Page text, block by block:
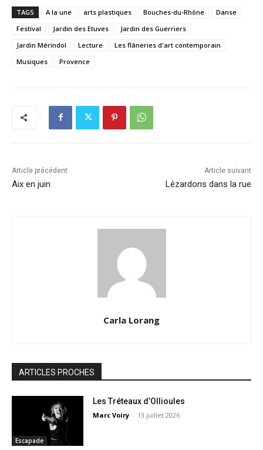
TAGS A la une arts plastiques Bouches-du-Rhône
Danse
Festival
Jardin des Etuves
Jardin des Guerriers
Jardin Mérindol
Lecture
Les flâneries d'art contemporain
Musiques
Provence
Article précédent
Aix en juin
Article suivant
Lézardons dans la rue
Carla Lorang
ARTICLES PROCHES
Escapade
Les Tréteaux d’Ollioules
Marc Voiry - 13 juillet 2026